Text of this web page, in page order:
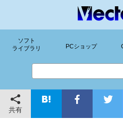
ソフト
ライブラリ
PCショップ
共有